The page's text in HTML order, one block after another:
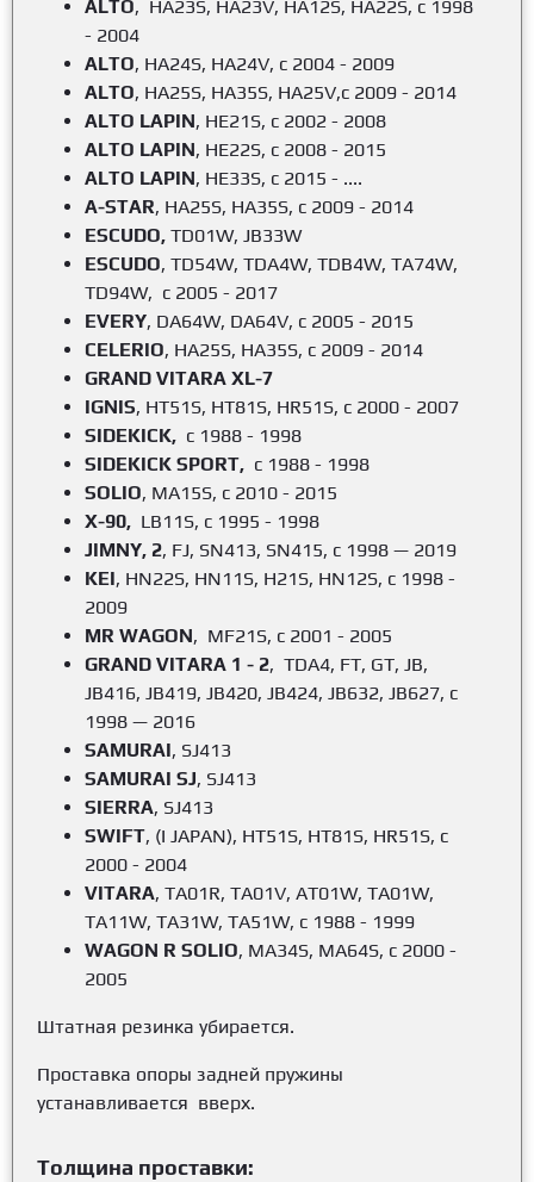
ALTO, HA23S, HA23V, HA12S, HA22S, c 1998
- 2004
ALTO, HA24S, HA24V, c 2004 - 2009
ALTO, HA25S, HA35S, HA25V,c 2009 - 2014
ALTO LAPIN, HE21S, c 2002 - 2008
ALTO LAPIN, HE22S, c 2008 - 2015
ALTO LAPIN, HE33S, c 2015 - ....
A-STAR, HA25S, HA35S, c 2009 - 2014
ESCUDO, TD01W, JB33W
ESCUDO, TD54W, TDA4W, TDB4W, TA74W,
TD94W, c 2005 - 2017
EVERY, DA64W, DA64V, c 2005 - 2015
CELERIO, HA25S, HA35S, c 2009 - 2014
GRAND VITARA XL-7
IGNIS, HT51S, HT81S, HR51S, c 2000 - 2007
SIDEKICK, c 1988 - 1998
SIDEKICK SPORT, c 1988 - 1998
SOLIO, MA15S, c 2010 - 2015
X-90, LB11S, c 1995 - 1998
JIMNY, 2, FJ, SN413, SN415, с 1998 — 2019
KEI, HN22S, HN11S, H21S, HN12S, c 1998 -
2009
MR WAGON, MF21S, c 2001 - 2005
GRAND VITARA 1 - 2, TDA4, FT, GT, JB,
JB416, JB419, JB420, JB424, JB632, JB627, с
1998 — 2016
SAMURAI, SJ413
SAMURAI SJ, SJ413
SIERRA, SJ413
SWIFT, (I JAPAN), HT51S, HT81S, HR51S, c
2000 - 2004
VITARA, TA01R, TA01V, AT01W, TA01W,
TA11W, TA31W, TA51W, c 1988 - 1999
WAGON R SOLIO, MA34S, MA64S, c 2000 -
2005
Штатная резинка убирается.
Проставка опоры задней пружины
устанавливается вверх.
Толщина проставки: